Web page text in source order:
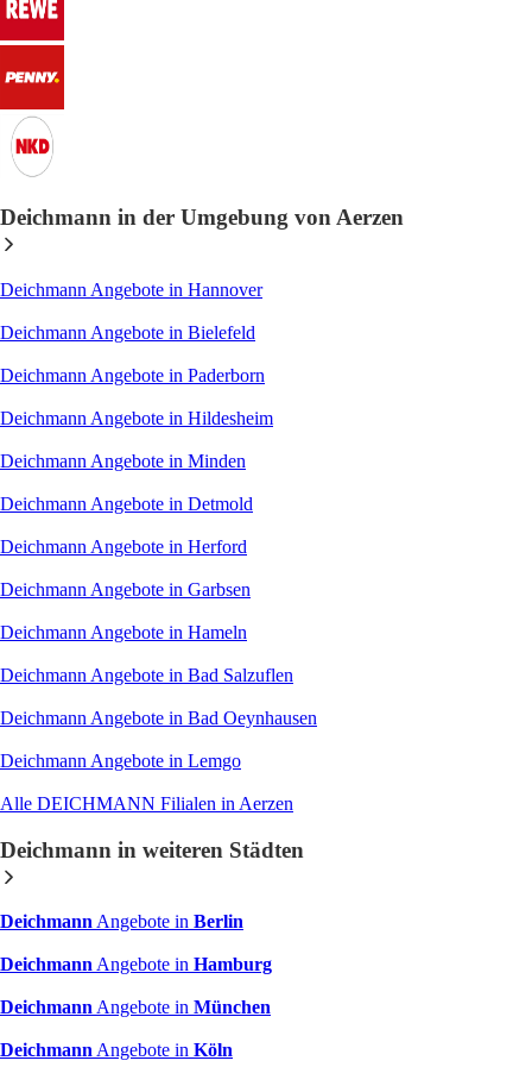
Deichmann in der Umgebung von Aerzen
Deichmann Angebote in Hannover
Deichmann Angebote in Bielefeld
Deichmann Angebote in Paderborn
Deichmann Angebote in Hildesheim
Deichmann Angebote in Minden
Deichmann Angebote in Detmold
Deichmann Angebote in Herford
Deichmann Angebote in Garbsen
Deichmann Angebote in Hameln
Deichmann Angebote in Bad Salzuflen
Deichmann Angebote in Bad Oeynhausen
Deichmann Angebote in Lemgo
Alle DEICHMANN Filialen in Aerzen
Deichmann in weiteren Städten
DeichmannAngebote in Berlin
DeichmannAngebote in Hamburg
DeichmannAngebote in München
DeichmannAngebote in Köln